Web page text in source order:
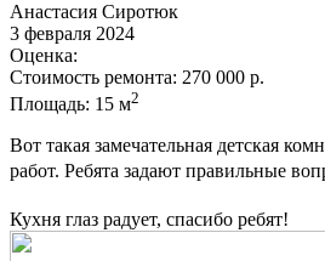
Анастасия Сиротюк
3 февраля 2024
Оценка:
Стоимость ремонта: 270 000 р.
Площадь: 15 м2
Вот такая замечательная детская
работ. Ребята задают правильные
Кухня глаз радует, спасибо ребят!